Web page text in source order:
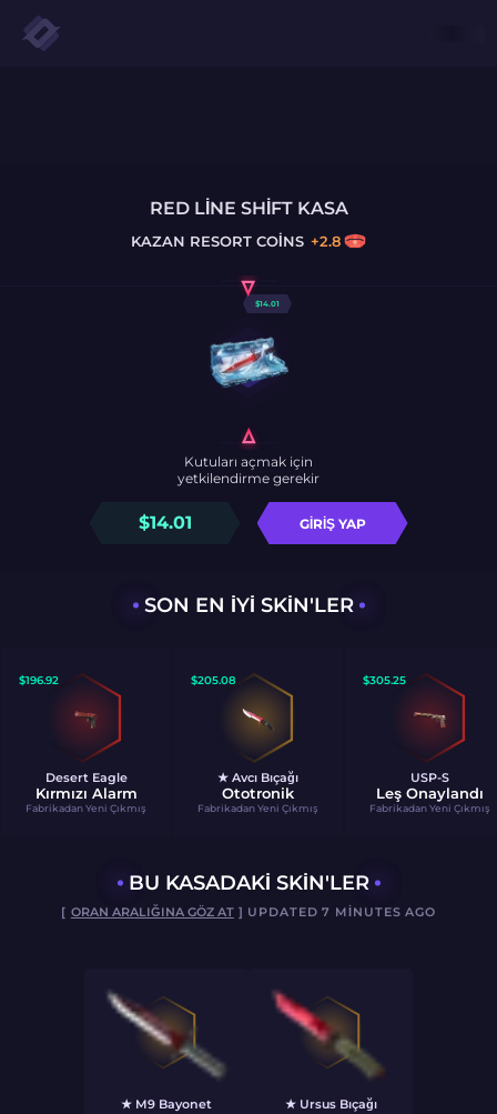
RED LINE SHIFT KASA
KAZAN RESORT COINS +2.8
$14.01
$14.01 GIRIŞ YAP
Kutuları açmak için
yetkilendirme gerekir
SON EN IYI SKIN'LER
$196.92
Desert Eagle
Kırmızı Alarm
Fabrikadan Yeni Çıkmış
$205.08
★ Avcı Bıçağı
Ototronik
Fabrikadan Yeni Çıkmış
$305.25
USP-S
Leş Onaylandı
Fabrikadan Yeni Çıkmış
BU KASADAKI SKIN'LER
[ ORAN ARALIĞINA GÖZ AT] UPDATED 7 MINUTES AGO
★ M9 Bayonet ★ Ursus Bıçağı